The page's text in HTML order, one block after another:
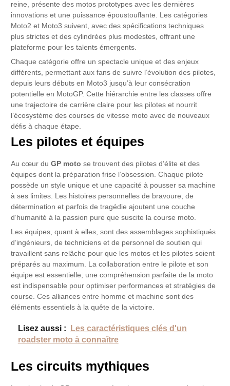
reine, présente des motos prototypes avec les dernières
innovations et une puissance époustouflante. Les catégories
Moto2 et Moto3 suivent, avec des spécifications techniques
plus strictes et des cylindrées plus modestes, offrant une
plateforme pour les talents émergents.
Chaque catégorie offre un spectacle unique et des enjeux
différents, permettant aux fans de suivre l’évolution des pilotes,
depuis leurs débuts en Moto3 jusqu’à leur consécration
potentielle en MotoGP. Cette hiérarchie entre les classes offre
une trajectoire de carrière claire pour les pilotes et nourrit
l’écosystème des courses de vitesse moto avec de nouveaux
défis à chaque étape.
Les pilotes et équipes
Au cœur duGP moto se trouvent des pilotes d’élite et des
équipes dont la préparation frise l’obsession. Chaque pilote
possède un style unique et une capacité à pousser sa machine
à ses limites. Les histoires personnelles de bravoure, de
détermination et parfois de tragédie ajoutent une couche
d’humanité à la passion pure que suscite la course moto.
Les équipes, quant à elles, sont des assemblages sophistiqués
d’ingénieurs, de techniciens et de personnel de soutien qui
travaillent sans relâche pour que les motos et les pilotes soient
préparés au maximum. La collaboration entre le pilote et son
équipe est essentielle; une compréhension parfaite de la moto
est indispensable pour optimiser performances et stratégies de
course. Ces alliances entre homme et machine sont des
éléments essentiels à la quête de la victoire.
Lisez aussi :
Les caractéristiques clés d'un
roadster moto à connaître
Les circuits mythiques